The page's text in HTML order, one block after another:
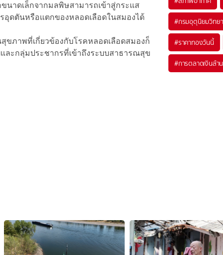
นาดเล็กจากมลพิษสามารถเข้าสู่กระแส
อุดตันหรือแตกของหลอดเลือดในสมองได้
ขภาพที่เกี่ยวข้องกับโรคหลอดเลือดสมองก็
ละกลุ่มประชากรที่เข้าถึงระบบสาธารณสุข
#กรมอุตุนิยมวิทยา
#ราคาทองวันนี้
#การตลาดเงินล้าน